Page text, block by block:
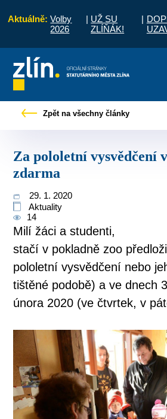
Aktuálně: Volby
2026
| UŽ SU
ZLÍŇÁK!
|
vyřídit Potřebuji zaplatit
Zpět na všechny články
Za pololetní vysvědčení vstup do zoo
zdarma
29. 1. 2020
Aktuality
14
Milí žáci a studenti,
stačí v pokladně zoo
pololetní vysvědčení nebo
tištěné podobě) a ve dnech
února 2020 (ve čtvrtek, v